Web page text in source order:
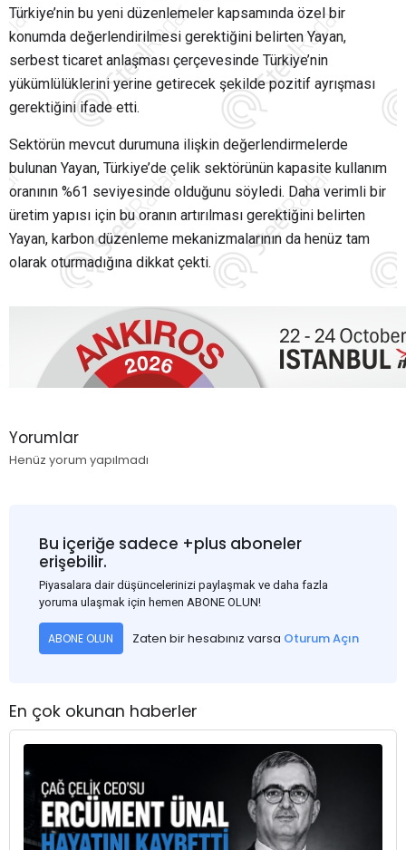
Türkiye’nin bu yeni düzenlemeler kapsamında özel bir
konumda değerlendirilmesi gerektiğini belirten Yayan,
serbest ticaret anlaşması çerçevesinde Türkiye’nin
yükümlülüklerini yerine getirecek şekilde pozitif ayrışması
gerektiğini ifade etti.
Sektörün mevcut durumuna ilişkin değerlendirmelerde
bulunan Yayan, Türkiye’de çelik sektörünün kapasite kullanım
oranının %61 seviyesinde olduğunu söyledi. Daha verimli bir
üretim yapısı için bu oranın artırılması gerektiğini belirten
Yayan, karbon düzenleme mekanizmalarının da henüz tam
olarak oturmadığına dikkat çekti.
Yorumlar
Henüz yorum yapılmadı
Bu içeriğe sadece +plus aboneler
erişebilir.
Piyasalara dair düşüncelerinizi paylaşmak ve daha fazla
yoruma ulaşmak için hemen ABONE OLUN!
ABONE OLUN Zaten bir hesabınız varsa Oturum Açın
En çok okunan haberler